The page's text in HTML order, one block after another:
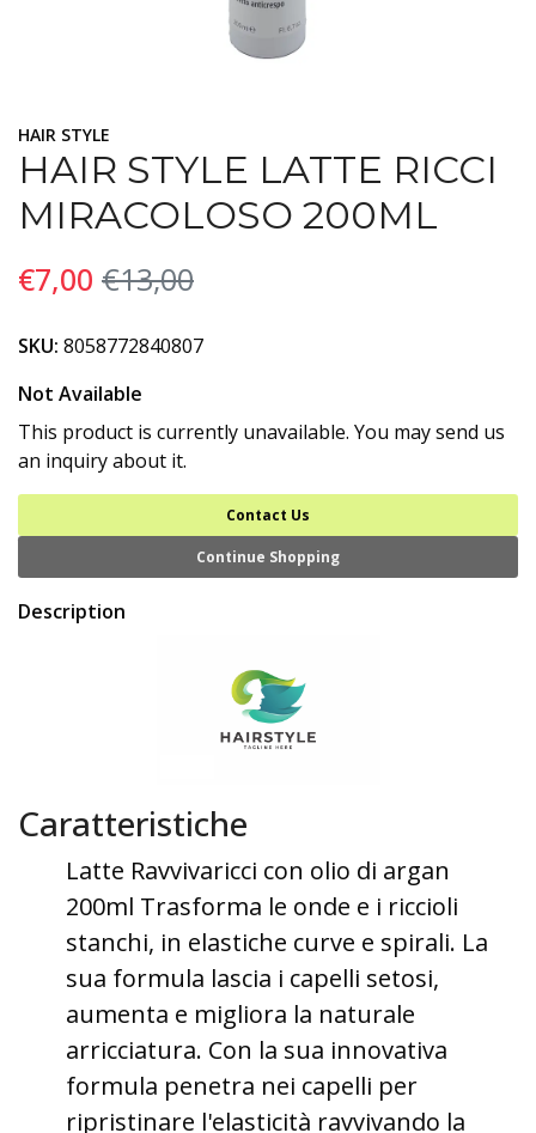
HAIR STYLE
HAIR STYLE LATTE RICCI
MIRACOLOSO 200ML
€7,00 €13,00
SKU: 8058772840807
Not Available
This product is currently unavailable. You may send us
an inquiry about it.
Contact Us
Continue Shopping
Description
Caratteristiche
Latte Ravvivaricci con olio di argan
200ml Trasforma le onde e i riccioli
stanchi, in elastiche curve e spirali. La
sua formula lascia i capelli setosi,
aumenta e migliora la naturale
arricciatura. Con la sua innovativa
formula penetra nei capelli per
ripristinare l'elasticità ravvivando la